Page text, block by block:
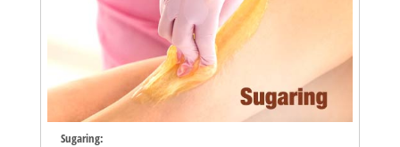
Sugaring: